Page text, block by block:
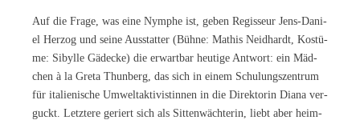
Auf die Fra­ge, was eine Nym­phe ist, ge­ben Re­gis­seur Jens-Da­ni­
el Her­zog und sei­ne Aus­stat­ter (Büh­ne: Ma­this Neid­hardt, Kos­tü­
me: Si­byl­le Gä­de­cke) die er­wart­bar heu­ti­ge Ant­wort: ein Mäd­
chen à la Gre­ta Thun­berg, das sich in ei­nem Schu­lungs­zen­trum
für ita­lie­ni­sche Um­welt­ak­ti­vis­tin­nen in die Di­rek­to­rin Dia­na ver­
guckt. Letz­te­re ge­riert sich als Sit­ten­wäch­te­rin, liebt aber heim­